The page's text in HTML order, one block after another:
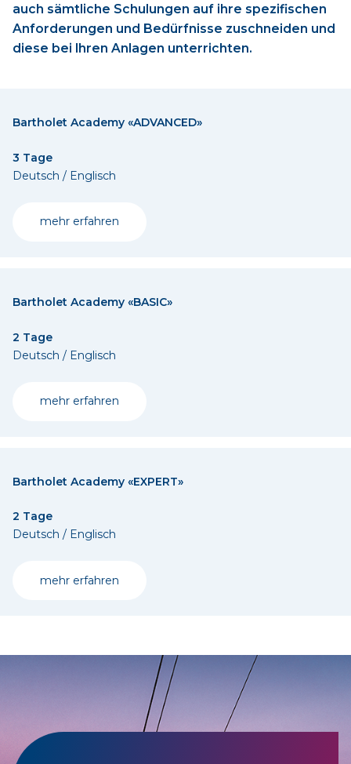
auch sämtliche Schulungen auf ihre spezifischen
Anforderungen und Bedürfnisse zuschneiden und
diese bei Ihren Anlagen unterrichten.
Bartholet Academy «ADVANCED»
3 Tage
Deutsch / Englisch
mehr erfahren
Bartholet Academy «BASIC»
2 Tage
Deutsch / Englisch
mehr erfahren
Bartholet Academy «EXPERT»
2 Tage
Deutsch / Englisch
mehr erfahren